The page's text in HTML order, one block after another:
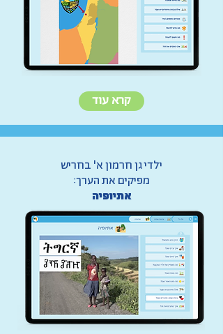
קרא עוד
ילדי גן חרמון א' בחריש
מפיקים את הערך:
אתיופיה